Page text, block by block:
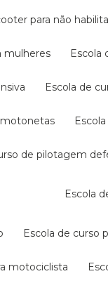
para não
mulheres
escola de
motonetas
de pilotagem
escola
escola de
motociclista